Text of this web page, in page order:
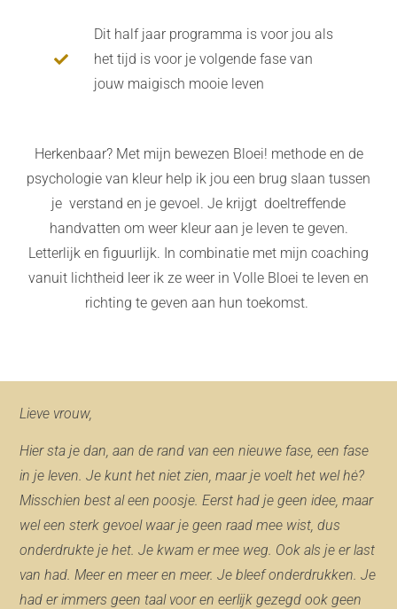
Dit half jaar programma is voor jou als
het tijd is voor je volgende fase van
jouw maigisch mooie leven
Herkenbaar? Met mijn bewezen Bloei! methode en de
psychologie van kleur help ik jou een brug slaan tussen
je verstand en je gevoel. Je krijgt doeltreffende
handvatten om weer kleur aan je leven te geven.
Letterlijk en figuurlijk. In combinatie met mijn coaching
vanuit lichtheid leer ik ze weer in Volle Bloei te leven en
richting te geven aan hun toekomst.
Lieve vrouw,
Hier sta je dan, aan de rand van een nieuwe fase, een fase
in je leven. Je kunt het niet zien, maar je voelt het wel hė?
Misschien best al een poosje. Eerst had je geen idee, maar
wel een sterk gevoel waar je geen raad mee wist, dus
onderdrukte je het. Je kwam er mee weg. Ook als je er last
van had. Meer en meer en meer. Je bleef onderdrukken. Je
had er immers geen taal voor en eerlijk gezegd ook geen